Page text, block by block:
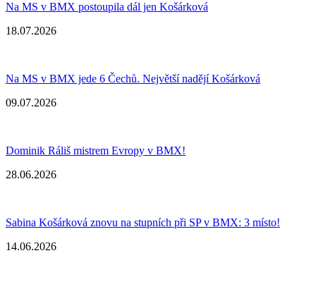
Na MS v BMX postoupila dál jen Košárková
18.07.2026
Na MS v BMX jede 6 Čechů. Největší nadějí Košárková
09.07.2026
Dominik Ráliš mistrem Evropy v BMX!
28.06.2026
Sabina Košárková znovu na stupních při SP v BMX: 3 místo!
14.06.2026